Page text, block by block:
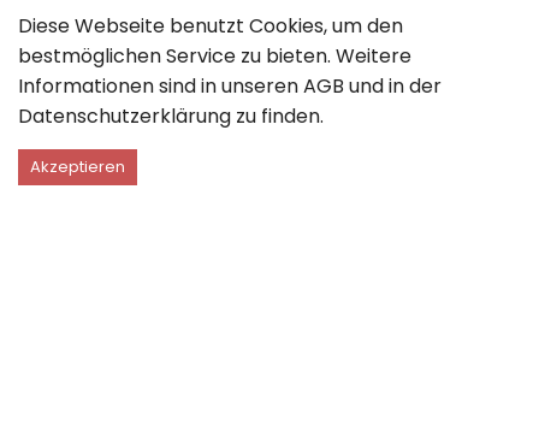
Diese Webseite benutzt Cookies, um den
bestmöglichen Service zu bieten. Weitere
Informationen sind in unserenAGB und in der
Datenschutzerklärung zu finden.
Akzeptieren